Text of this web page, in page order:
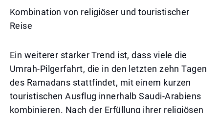
Kombination von religiöser und touristischer
Reise
Ein weiterer starker Trend ist, dass viele die
Umrah-Pilgerfahrt, die in den letzten zehn Tagen
des Ramadans stattfindet, mit einem kurzen
touristischen Ausflug innerhalb Saudi-Arabiens
kombinieren. Nach der Erfüllung ihrer religiösen